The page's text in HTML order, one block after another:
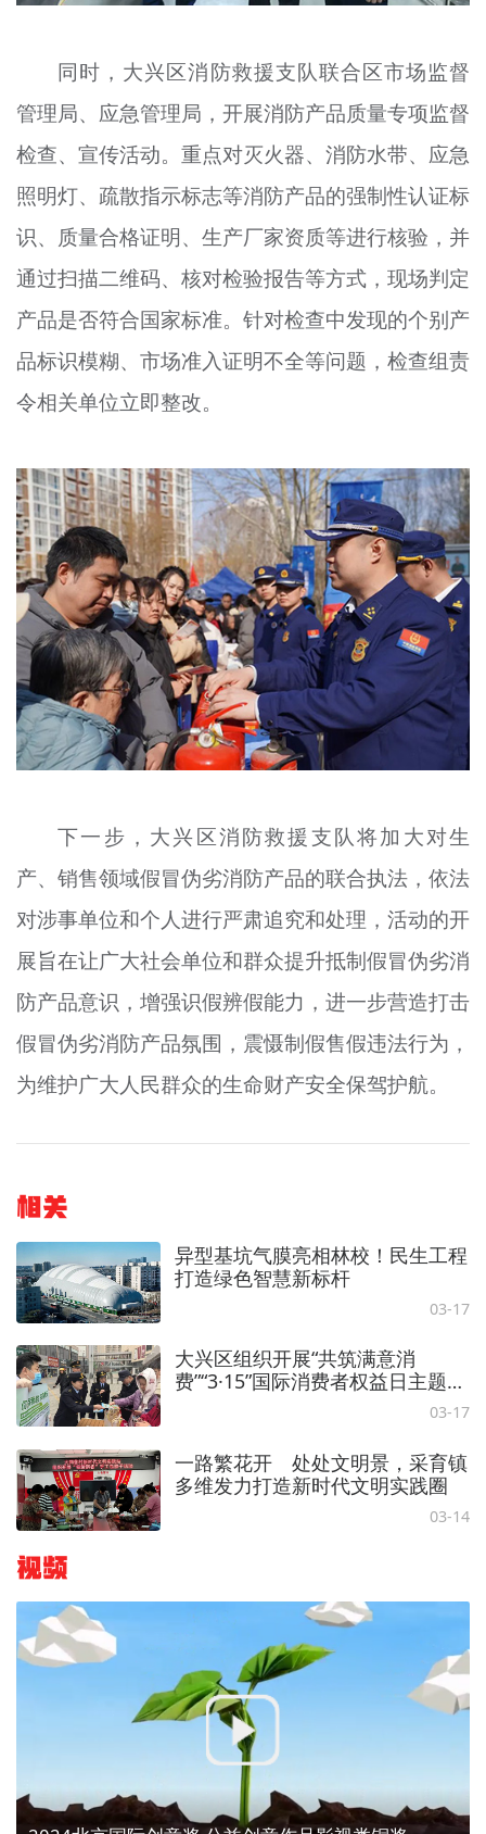
同时，大兴区消防救援支队联合区市场监督
管理局、应急管理局，开展消防产品质量专项监督
检查、宣传活动。重点对灭火器、消防水带、应急
照明灯、疏散指示标志等消防产品的强制性认证标
识、质量合格证明、生产厂家资质等进行核验，并
通过扫描二维码、核对检验报告等方式，现场判定
产品是否符合国家标准。针对检查中发现的个别产
品标识模糊、市场准入证明不全等问题，检查组责
令相关单位立即整改。
下一步，大兴区消防救援支队将加大对生
产、销售领域假冒伪劣消防产品的联合执法，依法
对涉事单位和个人进行严肃追究和处理，活动的开
展旨在让广大社会单位和群众提升抵制假冒伪劣消
防产品意识，增强识假辨假能力，进一步营造打击
假冒伪劣消防产品氛围，震慑制假售假违法行为，
为维护广大人民群众的生命财产安全保驾护航。
相关
异型基坑气膜亮相林校！民生工程
打造绿色智慧新标杆
03-17
大兴区组织开展“共筑满意消
费”“3·15”国际消费者权益日主题宣
03-17
一路繁花开 处处文明景，采育镇
多维发力打造新时代文明实践圈
03-14
视频